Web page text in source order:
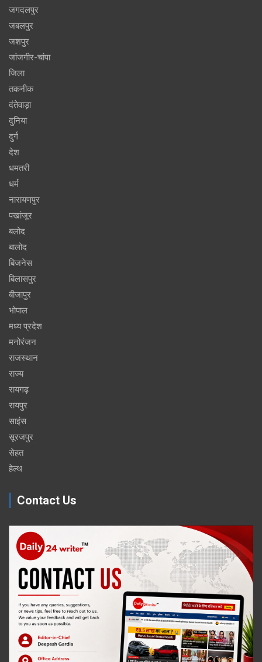
जगदलपुर
जबलपुर
जशपुर
जांजगीर-चांपा
जिला
तकनीक
दंतेवाड़ा
दुनिया
दुर्ग
देश
धमतरी
धर्म
नारायणपुर
पखांजूर
बलोद
बालोद
बिजनेस
बिलासपुर
बीजापुर
भोपाल
मध्य प्रदेश
मनोरंजन
राजस्थान
राज्य
रायगढ़
रायपुर
साइंस
सूरजपुर
सेहत
हेल्थ
Contact Us